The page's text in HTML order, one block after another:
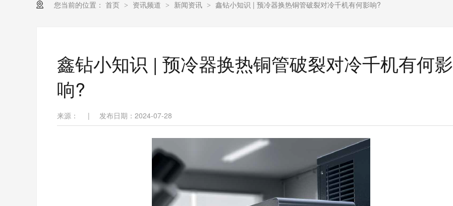
您当前的位置： 首页 > 资讯频道 > 新闻资讯 > 鑫钻小知识 | 预冷器换热铜管破裂对冷千机有何影响?
鑫钻小知识 | 预冷器换热铜管破裂对冷千机有何影
响?
来源： | 发布日期：2024-07-28